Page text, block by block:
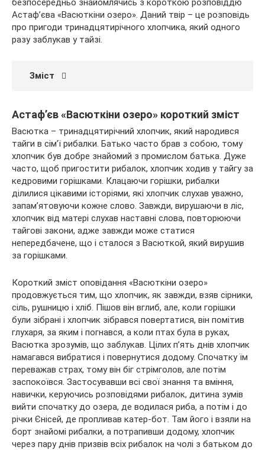
безпосередньо знайомлячись з короткою розповіддю
Астаф’єва «Васюткіни озеро». Даний твір – це розповідь
про пригоди тринадцятирічного хлопчика, який одного
разу заблукав у тайзі.
Зміст
Астаф’єв «Васюткіни озеро» короткий зміст
Васютка – тринадцятирічний хлопчик, який народився
тайги в сім’ї рибалки. Батько часто брав з собою, тому
хлопчик був добре знайомий з промислом батька. Дуже
часто, щоб пригостити рибалок, хлопчик ходив у тайгу за
кедровими горішками. Клацаючи горішки, рибалки
ділилися цікавими історіями, які хлопчик слухав уважно,
запам’ятовуючи кожне слово. Завжди, вирушаючи в ліс,
хлопчик від матері слухав наставні слова, повторюючи
тайгові закони, адже завжди може статися
непередбачене, що і сталося з Васюткой, який вирушив
за горішками.
Короткий зміст оповідання «Васюткіни озеро»
продовжується тим, що хлопчик, як завжди, взяв сірники,
сіль, рушницю і хліб. Пішов він вглиб, але, коли горішки
були зібрані і хлопчик зібрався повертатися, він помітив
глухаря, за яким і погнався, а коли птах була в руках,
Васютка зрозумів, що заблукав. Цілих п’ять днів хлопчик
намагався вибратися і повернутися додому. Спочатку їм
переважав страх, тому він біг стрімголов, але потім
заспокоївся. Застосувавши всі свої знання та вміння,
навички, керуючись розповідями рибалок, дитина зумів
вийти спочатку до озера, де водилася риба, а потім і до
річки Єнісей, де пропливав катер-бот. Там його і взяли на
борт знайомі рибалки, а потрапивши додому, хлопчик
через пару днів призвів всіх рибалок на чолі з батьком до